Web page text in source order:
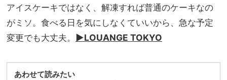
アイスケーキではなく、解凍すれば普通のケーキなの
がミソ。食べる日を気にしなくていいから、急な予定
変更でも大丈夫。 ▶︎LOUANGE TOKYO
あわせて読みたい